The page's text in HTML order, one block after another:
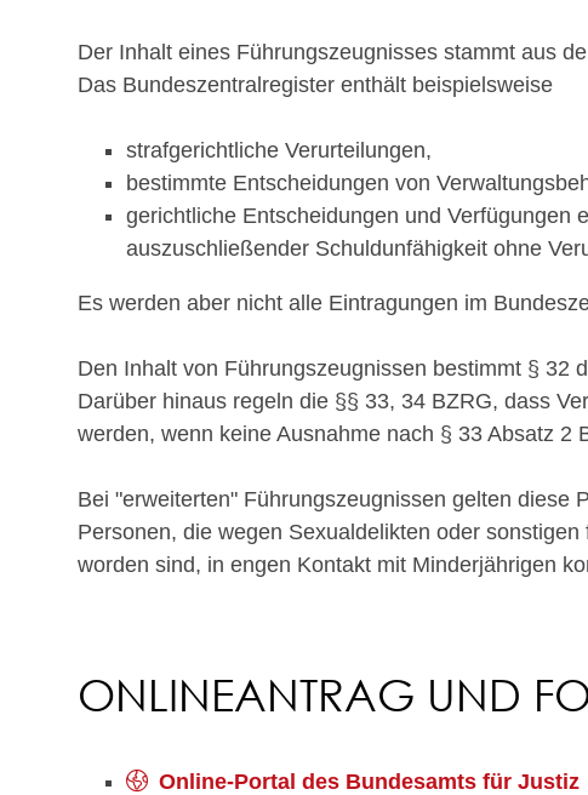
Der Inhalt eines Führungszeugnisses stammt aus
Das Bundeszentralregister enthält beispielsweise
strafgerichtliche Verurteilungen,
bestimmte Entscheidungen von
gerichtliche Entscheidungen und Verfügungen
auszuschließender Schuldunfähigkeit ohne
Es werden aber nicht alle Eintragungen im
Den Inhalt von Führungszeugnissen bestimmt § 32
Darüber hinaus regeln die §§ 33, 34 BZRG, dass
werden, wenn keine Ausnahme nach § 33 Absatz 2
Bei "erweiterten" Führungszeugnissen gelten diese
Personen, die wegen Sexualdelikten oder
worden sind, in engen Kontakt mit Minderjährigen
ONLINEANTRAG UND
Online-Portal des Bundesamts für Justiz